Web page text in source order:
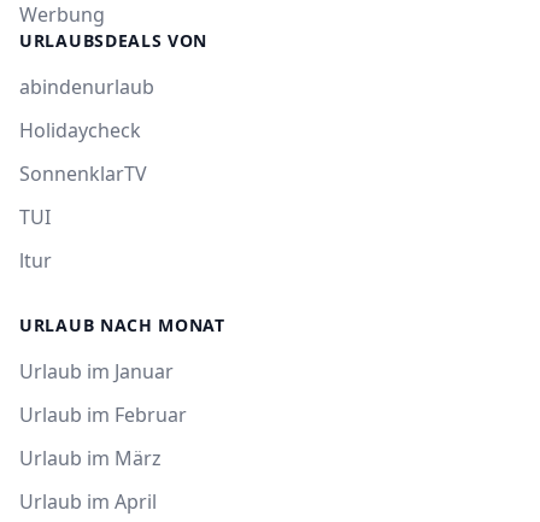
Werbung
URLAUBSDEALS VON
abindenurlaub
Holidaycheck
SonnenklarTV
TUI
ltur
URLAUB NACH MONAT
Urlaub im Januar
Urlaub im Februar
Urlaub im März
Urlaub im April